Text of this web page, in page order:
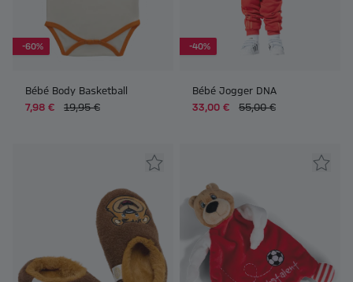
-60%
Bébé Body Basketball
7,98 €
19,95 €
-40%
Bébé Jogger DNA
33,00 €
55,00 €